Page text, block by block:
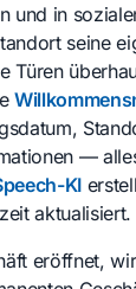
und in
seine
Türen
—
KI
aktualisiert.
eröffnet,